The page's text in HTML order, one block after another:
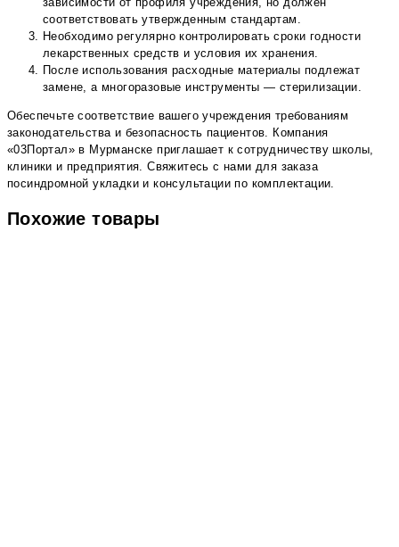
соответствовать утвержденным стандартам.
Необходимо регулярно контролировать сроки годности
лекарственных средств и условия их хранения.
После использования расходные материалы подлежат
замене, а многоразовые инструменты — стерилизации.
Обеспечьте соответствие вашего учреждения требованиям
законодательства и безопасность пациентов. Компания
«03Портал» в Мурманске приглашает к сотрудничеству школы,
клиники и предприятия. Свяжитесь с нами для заказа
посиндромной укладки и консультации по комплектации.
Похожие товары